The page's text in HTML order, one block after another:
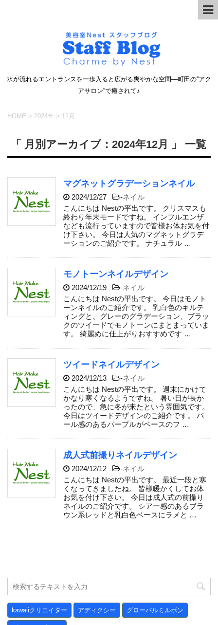
水が流れるエントランスを一歩入ると広がる爽やかな空間―町田の“アク
アサロン”で癒されて♪
HOME > 2024年 > 12月
「 月別アーカイブ：2024年12月 」 一覧
マグネットグラデーションネイル
2024/12/27 -ネイル
こんにちは Nestの平出です。 クリスマスも
終わり年末モードですね。 インフルエンザ
なども流行っていますので皆様お体お気を付
け下さい。 今日は人気のマグネットグラデ
ーションのご紹介です。 ナチュラル …
モノトーンネイルデザイン
2024/12/19 -ネイル
こんにちは Nestの平出です。 今日はモノト
ーンネイルのご紹介です。 乳白色のキルテ
ィングと、グレーのグラデーション、ブラッ
クのツイードでモノトーンにまとまっていま
す。 綺麗めに仕上がりおすすめです …
ツイードネイルデザイン
2024/12/13 -ネイル
こんにちは Nestの平出です。 週末にかけて
かなり寒くなるようですね。 暑い日が長か
ったので、急に冬が来たという雰囲気です。
今日はツイードデザインのご紹介です。 パ
ール感のあるパープルがベースのフ …
成人式前撮りネイルデザイン
2024/12/12 -ネイル
こんにちは Nestの平出です。 最近一段と寒
くなってきましたね。 皆様暖かくしてお体
お気を付け下さい。 今日は成人式の前撮り
ネイルのご紹介です。 シアー感のあるブラ
ウン系レッドと乳白色ベースにラメと …
kawaiiクリエイター アディクシー グローバルミルボン